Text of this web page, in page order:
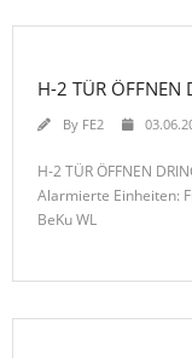
H-2 TÜR ÖFFNEN
By FE2
H-2 TÜR ÖFFNEN
Alarmierte Einheiten:
BeKu WL